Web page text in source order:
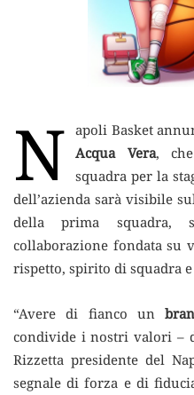
N apoli Basket
Acqua Vera,
squadra per la
dell’azienda sarà visibile
della prima squadra,
collaborazione fondata su
rispetto, spirito di squadra
“Avere di fianco un
condivide i nostri valori –
Rizzetta presidente del
segnale di forza e di